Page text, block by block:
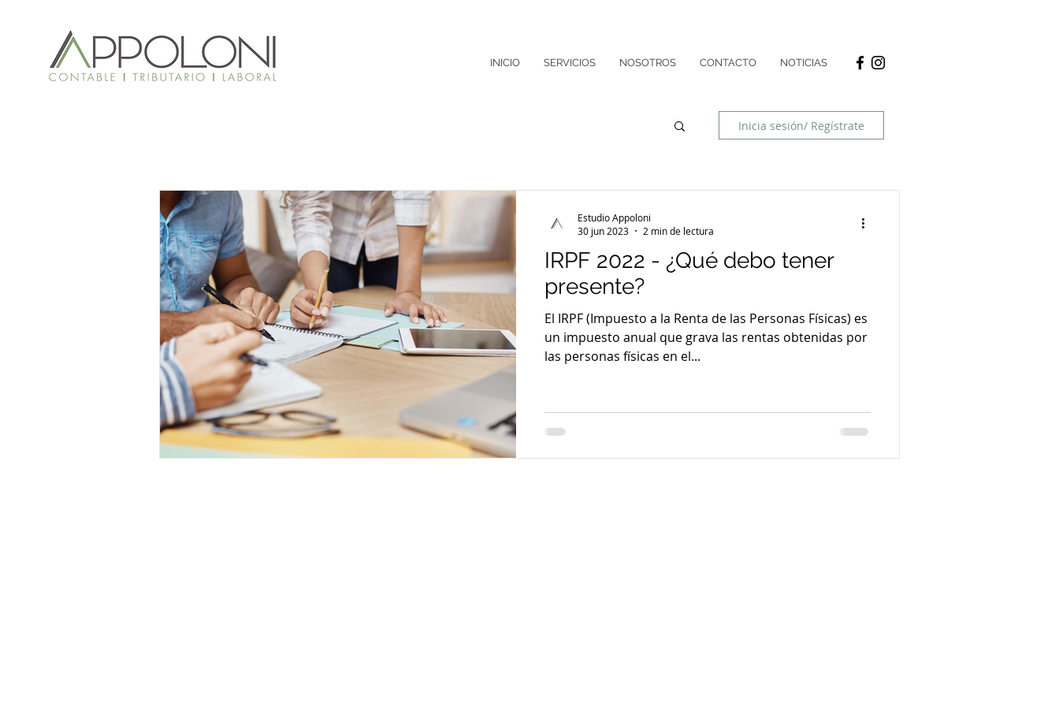
INICIO SERVICIOS NOSOTROS CONTACTO NOTICIAS
Inicia sesión/ Regístrate
IRPF 2022 - ¿Qué debo tener
presente?
El IRPF (Impuesto a la Renta de las Personas Físicas) es
un impuesto anual que grava las rentas obtenidas por
las personas físicas en el...
Estudio Appoloni
30 jun 2023
2 min de lectura